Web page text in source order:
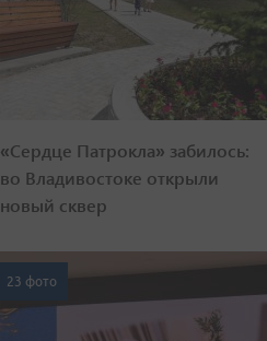
«Сердце Патрокла» забилось:
во Владивостоке открыли
новый сквер
23 фото